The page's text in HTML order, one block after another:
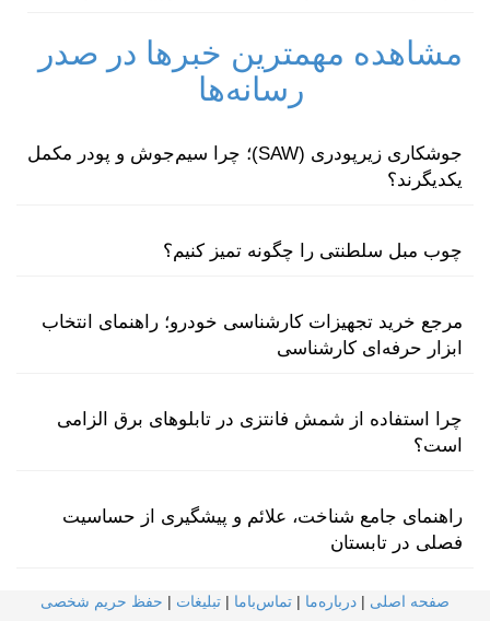
مشاهده مهمترین خبرها در صدر
رسانه‌ها
جوشکاری زیرپودری (SAW)؛ چرا سیم‌جوش و پودر مکمل
یکدیگرند؟
چوب مبل سلطنتی را چگونه تمیز کنیم؟
مرجع خرید تجهیزات کارشناسی خودرو؛ راهنمای انتخاب
ابزار حرفه‌ای کارشناسی
چرا استفاده از شمش فانتزی در تابلوهای برق الزامی
است؟
راهنمای جامع شناخت، علائم و پیشگیری از حساسیت
فصلی در تابستان
صفحه اصلی | درباره‌ما | تماس‌با‌ما | تبلیغات | حفظ حریم شخصی